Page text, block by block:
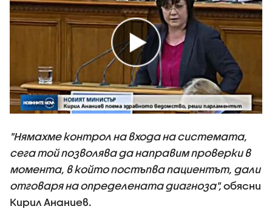
"Нямахме контрол на входа на системата,
сега той позволява да направим проверки в
момента, в който постъпва пациентът, дали
отговаря на определената диагноза",обясни
Кирил Ананиев.